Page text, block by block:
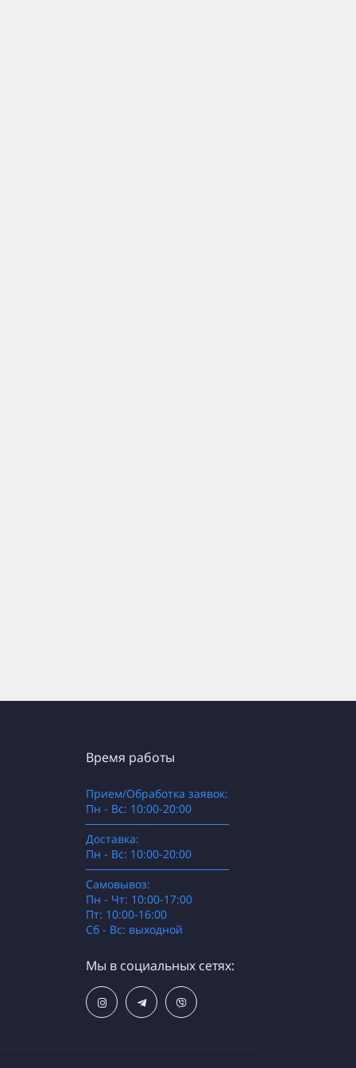
Время работы
Прием/Обработка заявок:
Пн - Вс: 10:00-20:00
──────────────────
Доставка:
Пн - Вс: 10:00-20:00
──────────────────
Самовывоз:
Пн - Чт: 10:00-17:00
Пт: 10:00-16:00
Сб - Вс: выходной
Мы в социальных сетях: